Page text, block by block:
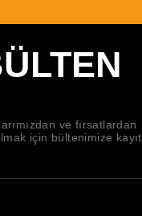
ve fırsatlardan
için bültenimize kayıt